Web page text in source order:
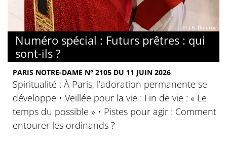
© J-B. Delerue
Numéro spécial : Futurs prêtres : qui
sont-ils ?
PARIS NOTRE-DAME N° 2105 DU 11 JUIN 2026
Spiritualité : À Paris, l’adoration permanente se
développe • Veillée pour la vie : Fin de vie : « Le
temps du possible » • Pistes pour agir : Comment
entourer les ordinands ?